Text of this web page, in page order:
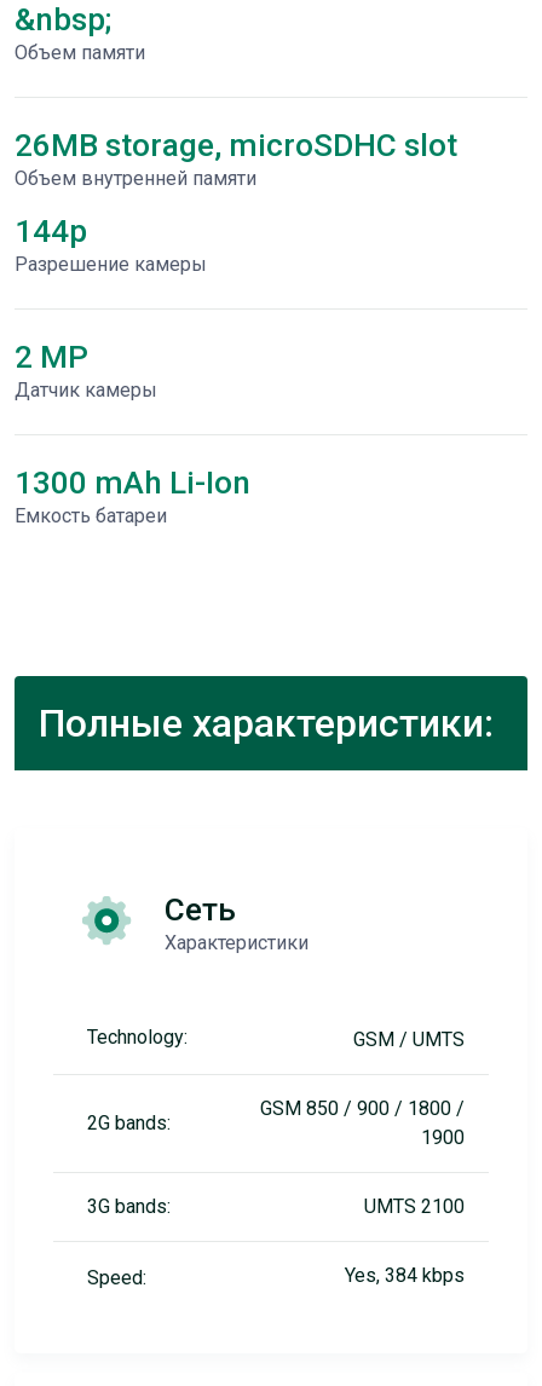
&nbsp;
Объем памяти
26MB storage, microSDHC slot
Объем внутренней памяти
144p
Разрешение камеры
2 MP
Датчик камеры
1300 mAh Li-Ion
Емкость батареи
Полные характеристики:
Сеть
Характеристики
Technology: GSM / UMTS
2G bands:
GSM 850 / 900 / 1800 /
1900
3G bands: UMTS 2100
Speed: Yes, 384 kbps